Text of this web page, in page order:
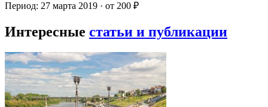
Период: 27 марта 2019 · от 200 ₽
Интересные статьи и публикации